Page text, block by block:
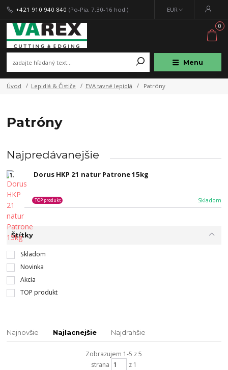
Menu
EUR
+421 910 940 840 (Po-Pia, 7.30-16 hod.)
0
Úvod Lepidlá & Čističe EVA tavné lepidlá Patróny
Patróny
Najpredávanejšie
1. Dorus HKP 21 natur Patrone 15kg
Skladom
TOP produkt
Štítky
Skladom
Novinka
Akcia
TOP produkt
Najnovšie Najlacnejšie Najdrahšie
Zobrazujem 1-5 z 5
strana
z 1